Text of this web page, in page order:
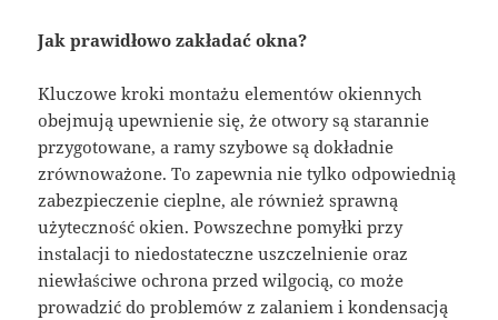
Jak prawidłowo zakładać okna?
Kluczowe kroki montażu elementów okiennych
obejmują upewnienie się, że otwory są starannie
przygotowane, a ramy szybowe są dokładnie
zrównoważone. To zapewnia nie tylko odpowiednią
zabezpieczenie cieplne, ale również sprawną
użyteczność okien. Powszechne pomyłki przy
instalacji to niedostateczne uszczelnienie oraz
niewłaściwe ochrona przed wilgocią, co może
prowadzić do problemów z zalaniem i kondensacją